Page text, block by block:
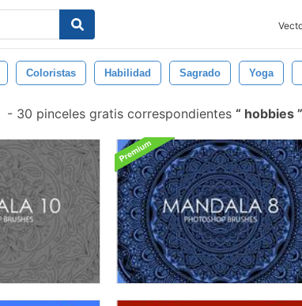
Coloristas Habilidad Sagrado Yoga
- 30 pinceles gratis correspondientes hobbies